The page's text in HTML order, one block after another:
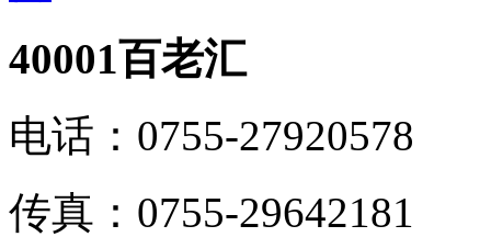
40001百老汇
电话： 0755-27920578
传真： 0755-29642181